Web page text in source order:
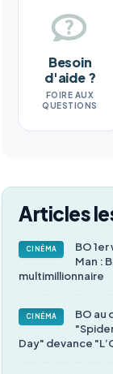
Besoin
d'aide ?
FOIRE AUX
QUESTIONS
Articles
CINÉMA
BO
Man :
multimillionnaire
CINÉMA
BO au
Day" devance